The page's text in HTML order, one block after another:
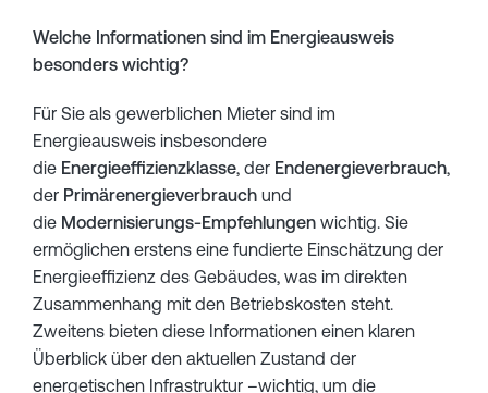
Welche Informationen sind im Energieausweis
besonders wichtig?
Für Sie als gewerblichen Mieter sind im
Energieausweis insbesondere
die Energieeffizienzklasse, der Endenergieverbrauch,
der Primärenergieverbrauch und
die Modernisierungs-Empfehlungen wichtig. Sie
ermöglichen erstens eine fundierte Einschätzung der
Energieeffizienz des Gebäudes, was im direkten
Zusammenhang mit den Betriebskosten steht.
Zweitens bieten diese Informationen einen klaren
Überblick über den aktuellen Zustand der
energetischen Infrastruktur –wichtig, um die